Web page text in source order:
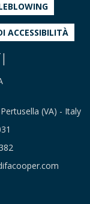
ACCESSIBILITÀ
(VA) - Italy